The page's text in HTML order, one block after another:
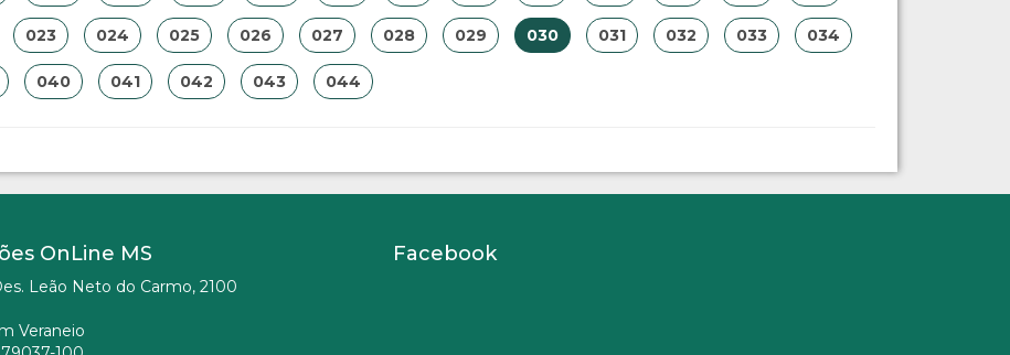
023 024 025 026 027 028 029 030 031 032 033 034
040 041 042 043 044
OnLine MS
Leão Neto do Carmo, 2100
Veraneio
Facebook